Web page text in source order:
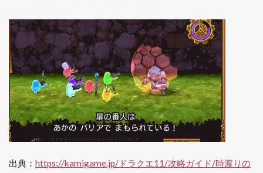
出典： https://kamigame.jp/ドラクエ11/攻略ガイド/時渡りの